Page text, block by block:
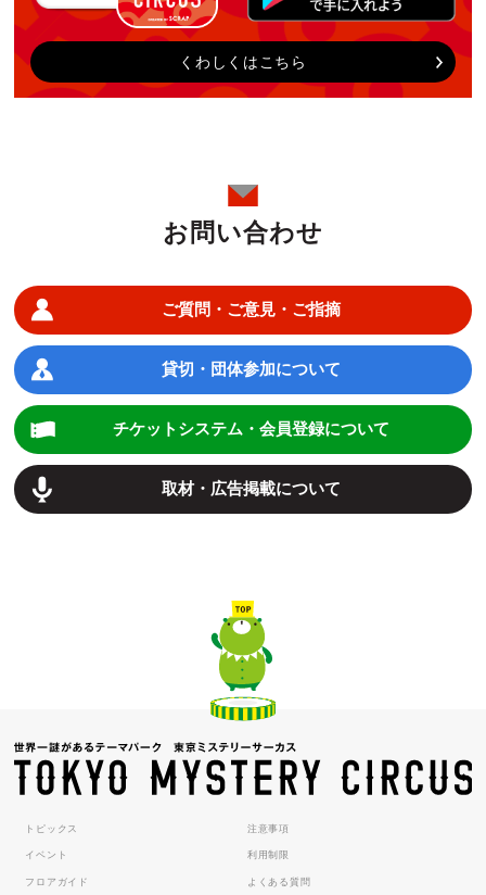
くわしくはこちら
お問い合わせ
ご質問・ご意見・ご指摘
貸切・団体参加について
チケットシステム・会員登録について
取材・広告掲載について
トピックス
イベント
フロアガイド
注意事項
利用制限
よくある質問